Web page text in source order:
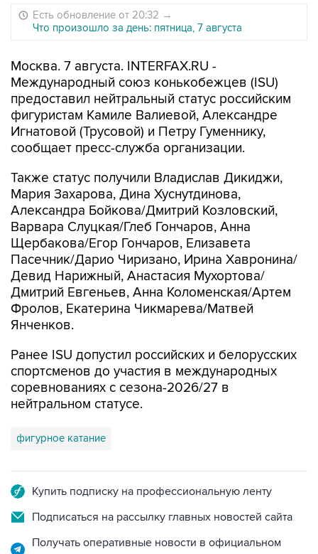
Есть обновление от 20:32 →
Что произошло за день: пятница, 7 августа
Москва. 7 августа. INTERFAX.RU -
Международный союз конькобежцев (ISU)
предоставил нейтральный статус российским
фигуристам Камиле Валиевой, Александре
Игнатовой (Трусовой) и Петру Гуменнику,
сообщает пресс-служба организации.
Также статус получили Владислав Дикиджи,
Мария Захарова, Дина Хуснутдинова,
Александра Бойкова/Дмитрий Козловский,
Варвара Слуцкая/Глеб Гончаров, Анна
Щербакова/Егор Гончаров, Елизавета
Пасечник/Дарио Чиризано, Ирина Хавронина/
Девид Нарижный, Анастасия Мухортова/
Дмитрий Евгеньев, Анна Коломенская/Артем
Фролов, Екатерина Чикмарева/Матвей
Янченков.
Ранее ISU допустил российских и белорусских
спортсменов до участия в международных
соревнованиях с сезона-2026/27 в
нейтральном статусе.
фигурное катание
Купить подписку на профессиональную ленту
Подписаться на рассылку главных новостей сайта
Получать оперативные новости в официальном